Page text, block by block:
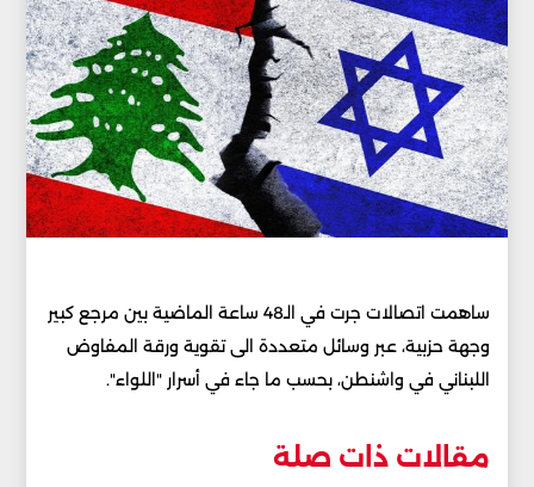
ساهمت اتصالات جرت في الـ48 ساعة الماضية بين مرجع كبير
وجهة حزبية، عبر وسائل متعددة الى تقوية ورقة المفاوض
اللبناني في واشنطن، بحسب ما جاء في أسرار "اللواء".
مقالات ذات صلة